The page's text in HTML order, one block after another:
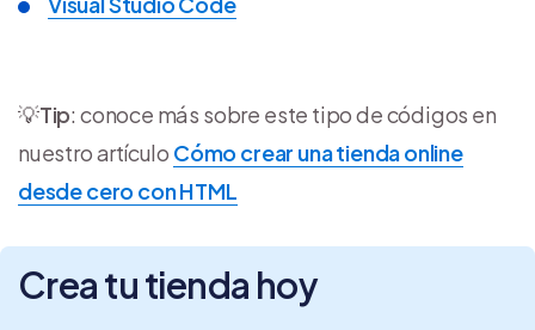
💡Tip: conoce más sobre este tipo de códigos en
nuestro artículo Cómo crear una tienda online
desde cero con HTML
Crea tu tienda hoy